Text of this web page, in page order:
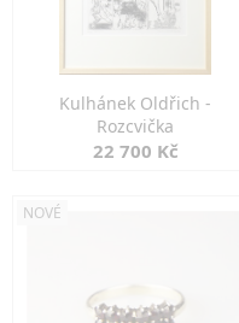
Kulhánek Oldřich -
Rozcvička
22 700 Kč
NOVÉ